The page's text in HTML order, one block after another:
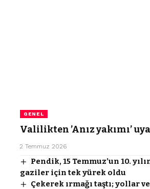
GENEL
Valilikten ’Anız yakımı’
2 Temmuz 2026
Pendik, 15 Temmuz’un 10.
gaziler için tek yürek oldu
Çekerek ırmağı taştı; yollar